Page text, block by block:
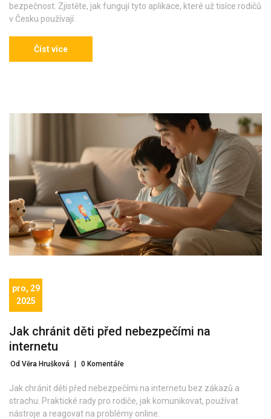
bezpečnost. Zjistěte, jak fungují tyto aplikace, které už tisíce rodičů
v Česku používají.
Číst více
pro, 29
2025
Jak chránit děti před nebezpečími na
internetu
Od Věra Hrušková | 0 Komentáře
Jak chránit děti před nebezpečími na internetu bez zákazů a
strachu. Praktické rady pro rodiče, jak komunikovat, používat
nástroje a reagovat na problémy online.